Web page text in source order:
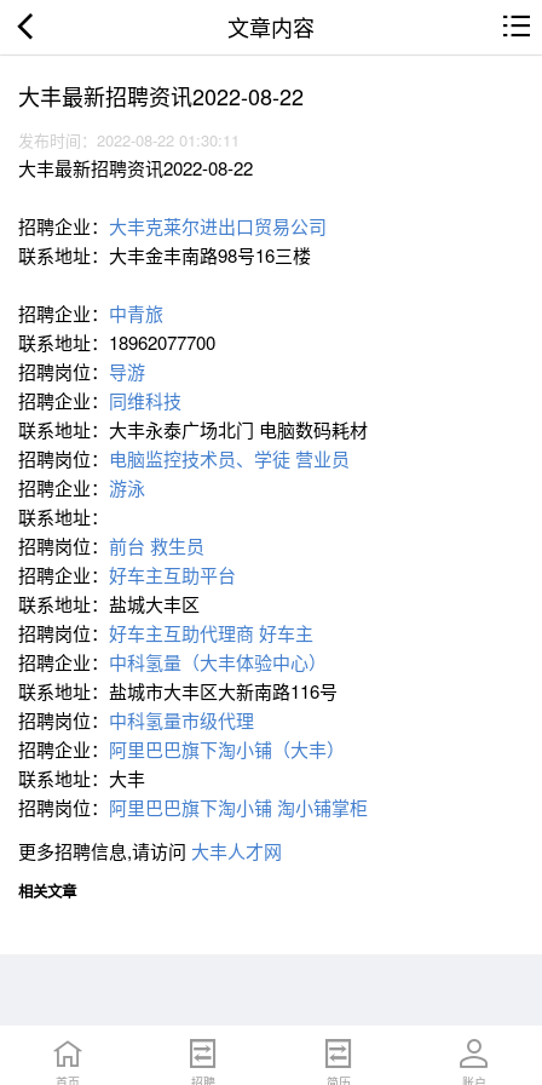
文章内容
大丰最新招聘资讯2022-08-22
发布时间：2022-08-22 01:30:11
大丰最新招聘资讯2022-08-22
招聘企业： 大丰克莱尔进出口贸易公司
联系地址：大丰金丰南路98号16三楼
招聘企业： 中青旅
联系地址：18962077700
招聘岗位： 导游
招聘企业： 同维科技
联系地址：大丰永泰广场北门 电脑数码耗材
招聘岗位： 电脑监控技术员、学徒 营业员
招聘企业： 游泳
联系地址：
招聘岗位： 前台 救生员
招聘企业： 好车主互助平台
联系地址：盐城大丰区
招聘岗位： 好车主互助代理商 好车主
招聘企业： 中科氢量（大丰体验中心）
联系地址：盐城市大丰区大新南路116号
招聘岗位： 中科氢量市级代理
招聘企业： 阿里巴巴旗下淘小铺（大丰）
联系地址：大丰
招聘岗位： 阿里巴巴旗下淘小铺淘小铺掌柜
更多招聘信息,请访问 大丰人才网
相关文章